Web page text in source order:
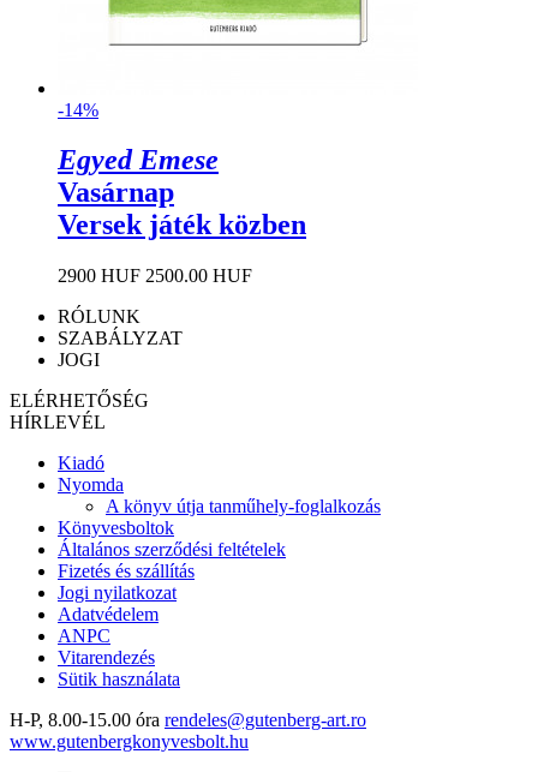
-14%
Egyed Emese
Vasárnap
Versek játék közben
2900 HUF 2500.00 HUF
RÓLUNK
SZABÁLYZAT
JOGI
ELÉRHETŐSÉG
HÍRLEVÉL
Kiadó
Nyomda
A könyv útja tanműhely-foglalkozás
Könyvesboltok
Általános szerződési feltételek
Fizetés és szállítás
Jogi nyilatkozat
Adatvédelem
ANPC
Vitarendezés
Sütik használata
H-P, 8.00-15.00 óra rendeles@gutenberg-art.ro
www.gutenbergkonyvesbolt.hu